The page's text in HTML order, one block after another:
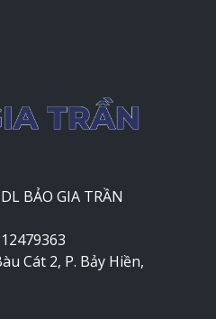
BẢO GIA TRẦN
Cát 2, P. Bảy Hiền,